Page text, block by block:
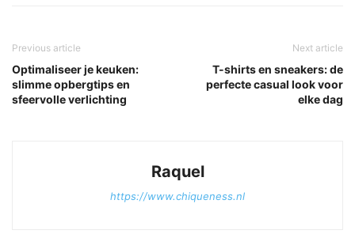
Previous article
Optimaliseer je keuken:
slimme opbergtips en
sfeervolle verlichting
Next article
T-shirts en sneakers: de
perfecte casual look voor
elke dag
Raquel
https://www.chiqueness.nl